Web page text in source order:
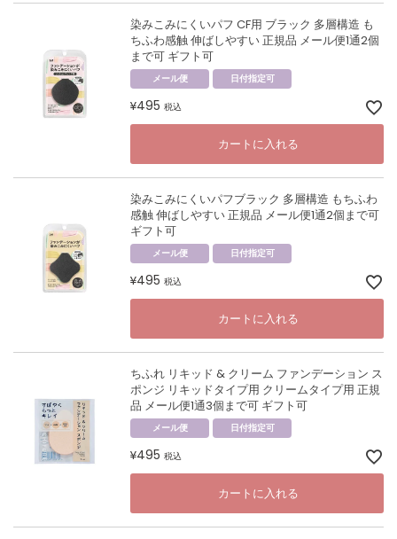
染みこみにくいパフ CF用 ブラック 多層構造 も
ちふわ感触 伸ばしやすい 正規品 メール便1通2個
まで可 ギフト可
メール便 日付指定可
¥495 税込
カートに入れる
染みこみにくいパフブラック 多層構造 もちふわ
感触 伸ばしやすい 正規品 メール便1通2個まで可
ギフト可
メール便 日付指定可
¥495 税込
カートに入れる
ちふれ リキッド & クリーム ファンデーション ス
ポンジ リキッドタイプ用 クリームタイプ用 正規
品 メール便1通3個まで可 ギフト可
メール便 日付指定可
¥495 税込
カートに入れる